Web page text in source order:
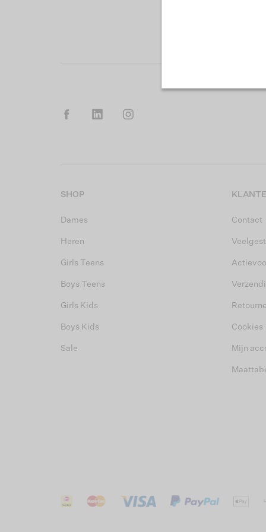
SHOP
Dames
Heren
Girls Teens
Boys Teens
Girls Kids
Boys Kids
Sale
Contact
Cookies
Mijn